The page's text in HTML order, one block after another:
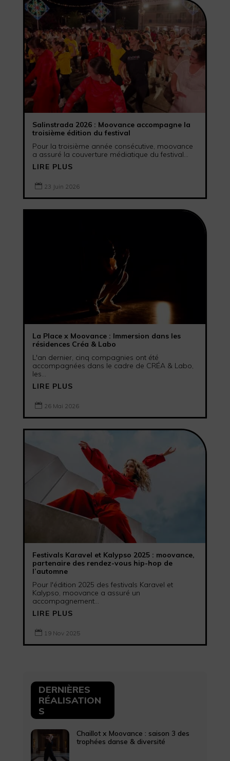
Salinstrada 2026 : Moovance accompagne la
troisième édition du festival
Pour la troisième année consécutive, moovance
a assuré la couverture médiatique du festival...
LIRE PLUS
 23 Juin 2026
La Place x Moovance : Immersion dans les
résidences Créa & Labo
L'an dernier, cinq compagnies ont été
accompagnées dans le cadre de CRÉA & Labo,
les...
LIRE PLUS
 26 Mai 2026
Festivals Karavel et Kalypso 2025 : moovance,
partenaire des rendez-vous hip-hop de
l’automne
Pour l'édition 2025 des festivals Karavel et
Kalypso, moovance a assuré un
accompagnement...
LIRE PLUS
 19 Nov 2025
DERNIÈRES
RÉALISATION
S
Chaillot x Moovance : saison 3 des
trophées danse & diversité